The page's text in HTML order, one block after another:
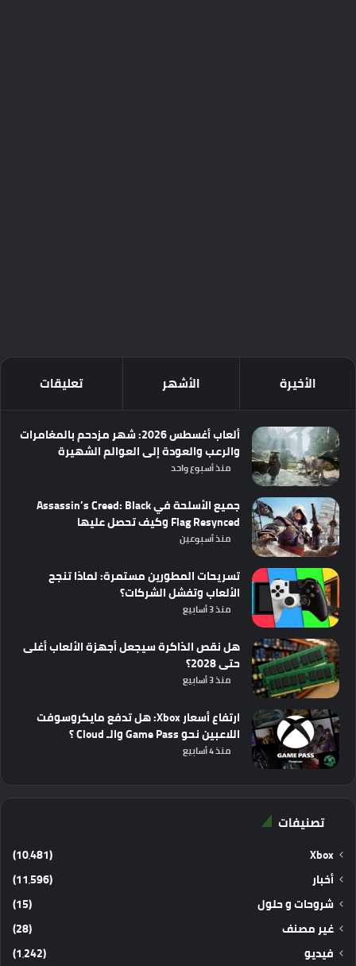
الأخيرة الأشهر تعليقات
ألعاب أغسطس 2026: شهر مزدحم بالمغامرات
والرعب والعودة إلى العوالم الشهيرة
منذ أسبوع واحد
جميع الأسلحة في Assassin’s Creed: Black
Flag Resynced وكيف تحصل عليها
منذ أسبوعين
تسريحات المطورين مستمرة: لماذا تنجح
الألعاب وتفشل الشركات؟
منذ 3 أسابيع
هل نقص الذاكرة سيجعل أجهزة الألعاب أغلى
حتى 2028؟
منذ 3 أسابيع
ارتفاع أسعار Xbox: هل تدفع مايكروسوفت
اللاعبين نحو Game Pass والـ Cloud ؟
منذ 4 أسابيع
تصنيفات
Xbox
(10٬481)
أخبار
(11٬596)
شروحات و حلول
(15)
غير مصنف
(28)
فيديو
(1٬242)